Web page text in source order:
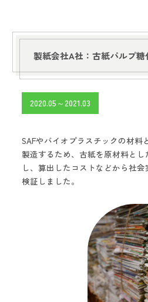
製紙会社A社：古紙パルプ糖
2020.05～2021.03
SAFやバイオプラスチックの材料
製造するため、古紙を原材料と
し、算出したコストなどから社
検証しました。